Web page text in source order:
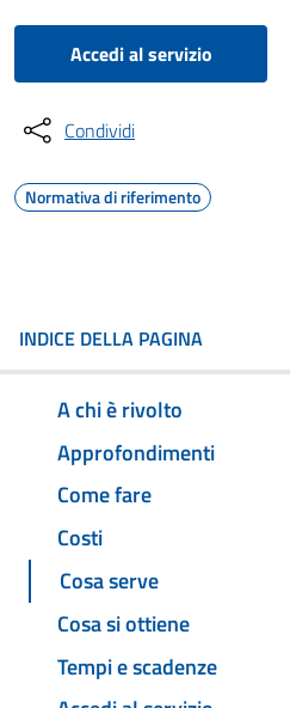
Accedi al servizio
Condividi
Normativa di riferimento
INDICE DELLA PAGINA
A chi è rivolto
Approfondimenti
Come fare
Costi
Cosa serve
Cosa si ottiene
Tempi e scadenze